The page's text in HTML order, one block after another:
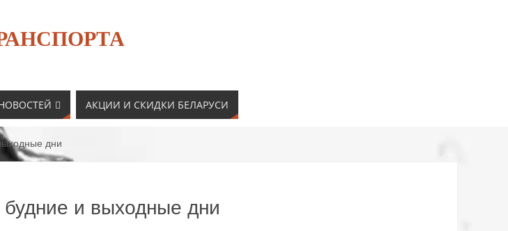
АКЦИИ И СКИДКИ БЕЛАРУСИ
дни
и выходные дни